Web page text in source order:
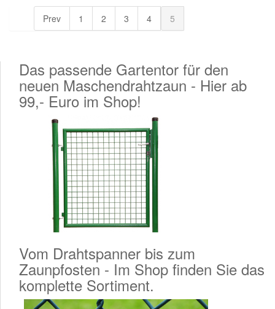
Prev 1 2 3 4 5
Das passende Gartentor für den
neuen Maschendrahtzaun - Hier ab
99,- Euro im Shop!
Vom Drahtspanner bis zum
Zaunpfosten - Im Shop finden Sie das
komplette Sortiment.